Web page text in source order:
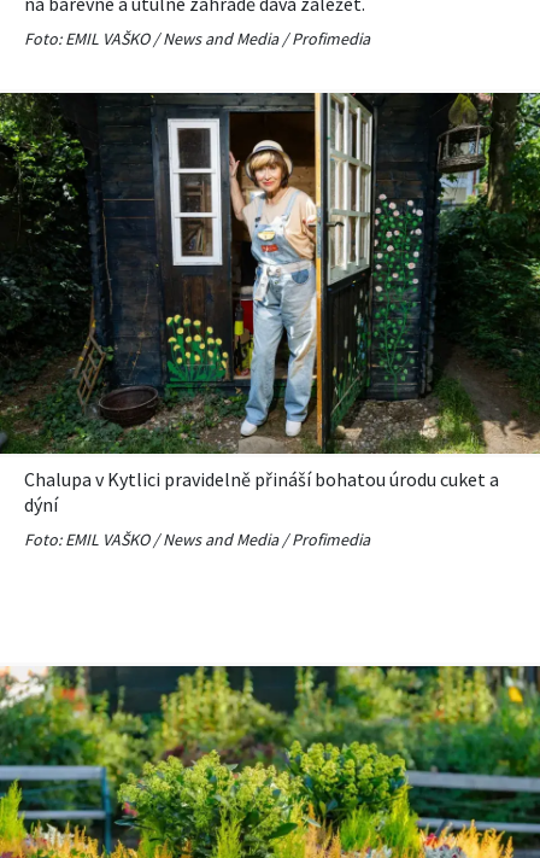
Foto: EMIL VAŠKO / News and Media / Profimedia
Chalupa v Kytlici pravidelně přináší bohatou úrodu cuket a
dýní
Foto: EMIL VAŠKO / News and Media / Profimedia